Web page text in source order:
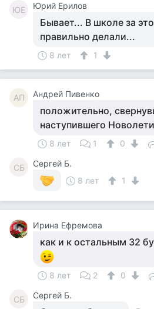
ЮЕ Юрий Ерилов
Бывает... В школе за
правильно делали...
8 лет 1
АП Андрей Пивенко
положительно,
наступившего
8 лет 1 0
СБ
Сергей Б.
8 лет
1
Ирина Ефремова
как и к остальным 32
8 лет 2 0
СБ Сергей Б.